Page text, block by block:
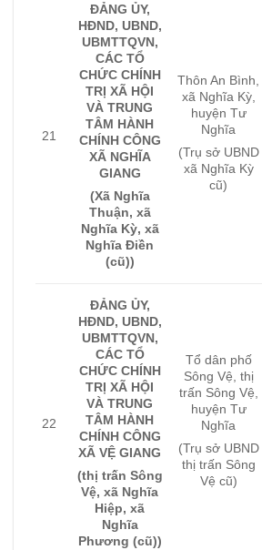
21
ĐẢNG ỦY,
HĐND, UBND,
UBMTTQVN,
CÁC TỔ
CHỨC CHÍNH
TRỊ XÃ HỘI
VÀ TRUNG
TÂM HÀNH
CHÍNH CÔNG
XÃ NGHĨA
GIANG
(Xã Nghĩa
Thuận, xã
Nghĩa Kỳ, xã
Nghĩa Điền
(cũ))
Thôn An Bình,
xã Nghĩa Kỳ,
huyện Tư
Nghĩa
(Trụ sở UBND
xã Nghĩa Kỳ
cũ)
22
ĐẢNG ỦY,
HĐND, UBND,
UBMTTQVN,
CÁC TỔ
CHỨC CHÍNH
TRỊ XÃ HỘI
VÀ TRUNG
TÂM HÀNH
CHÍNH CÔNG
XÃ VỆ GIANG
(thị trấn Sông
Vệ, xã Nghĩa
Hiệp, xã
Nghĩa
Phương (cũ))
Tổ dân phố
Sông Vệ, thị
trấn Sông Vệ,
huyện Tư
Nghĩa
(Trụ sở UBND
thị trấn Sông
Vệ cũ)